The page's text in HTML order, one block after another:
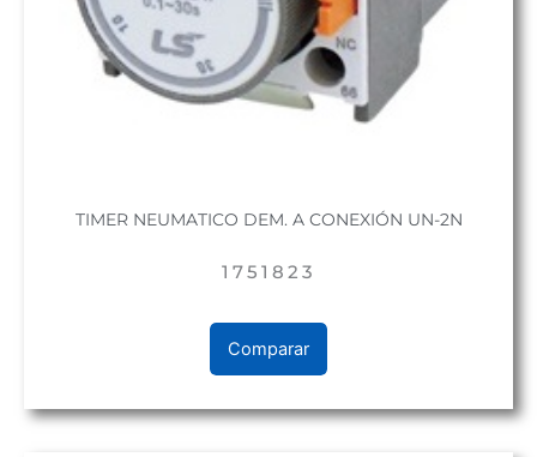
TIMER NEUMATICO DEM. A CONEXIÓN UN-2N
1751823
Comparar